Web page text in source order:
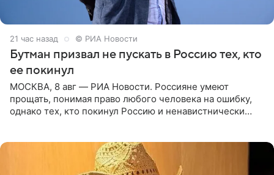
21 час назад © РИА Новости
Бутман призвал не пускать в Россию тех, кто
ее покинул
МОСКВА, 8 авг — РИА Новости. Россияне умеют
прощать, понимая право любого человека на ошибку,
однако тех, кто покинул Россию и ненавистнически